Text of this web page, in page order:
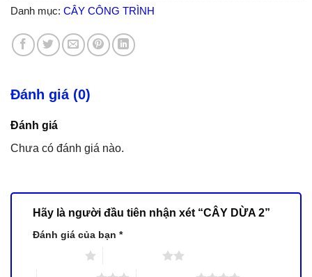
Danh mục: CÂY CÔNG TRÌNH
Đánh giá (0)
Đánh giá
Chưa có đánh giá nào.
Hãy là người đầu tiên nhận xét “CÂY DỪA 2”
Đánh giá của bạn *